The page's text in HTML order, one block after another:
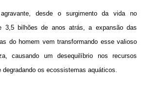
desde o surgimento da vida no
3,5 bilhões de anos atrás, a expansão das
do homem vem transformando esse valioso
causando um desequilíbrio nos recursos
os ecossistemas aquáticos.